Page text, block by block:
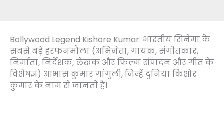
Bollywood Legend Kishore Kumar: भारतीय सिनेमा के
सबसे बड़े हरफनमौला (अभिनेता, गायक, संगीतकार,
निर्माता, निर्देशक, लेखक और फिल्म संपादन और गीत के
विशेषज्ञ) आभास कुमार गांगुली, जिन्हें दुनिया किशोर
कुमार के नाम से जानती है।